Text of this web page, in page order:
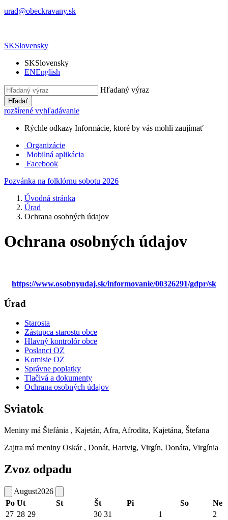
urad@obeckravany.sk
SKSlovensky
SKSlovensky
ENEnglish
Hľadaný výraz
Hľadať
rozšírené vyhľadávanie
Rýchle odkazy Informácie, ktoré by vás mohli zaujímať
Organizácie
Mobilná aplikácia
Facebook
Pozvánka na folklórnu sobotu 2026
Úvodná stránka
Úrad
Ochrana osobných údajov
Ochrana osobných údajov
https://www.osobnyudaj.sk/informovanie/00326291/gdpr/sk
Úrad
Starosta
Zástupca starostu obce
Hlavný kontrolór obce
Poslanci OZ
Komisie OZ
Správne poplatky
Tlačivá a dokumenty
Ochrana osobných údajov
Sviatok
Meniny má Štefánia , Kajetán, Afra, Afrodita, Kajetána, Štefana
Zajtra má meniny Oskár , Donát, Hartvig, Virgín, Donáta, Virgínia
Zvoz odpadu
August2026
Po Ut St Št Pi So
Ne
27 28 29 30 31 1 2